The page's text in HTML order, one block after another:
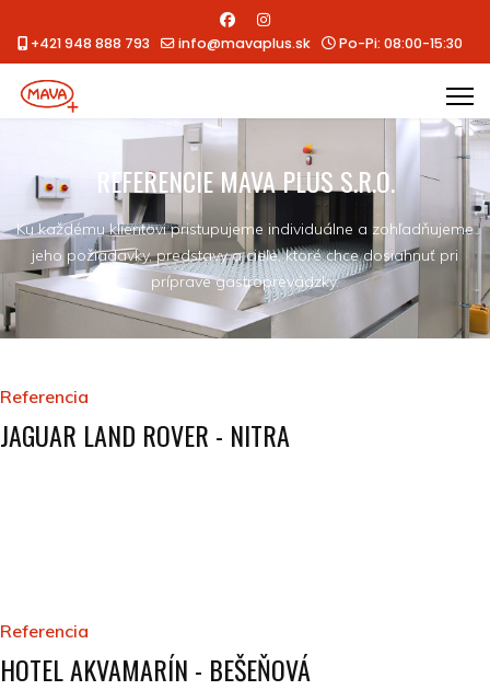
+421 948 888 793 info@mavaplus.sk Po-Pi: 08:00-15:30
REFERENCIE MAVA PLUS S.R.O.
Ku každému klientovi pristupujeme individuálne a zohľadňujeme
jeho požiadavky, predstavy a ciele, ktoré chce dosiahnuť pri
príprave gastroprevádzky.
Referencia
JAGUAR LAND ROVER - NITRA
Referencia
HOTEL AKVAMARÍN - BEŠEŇOVÁ